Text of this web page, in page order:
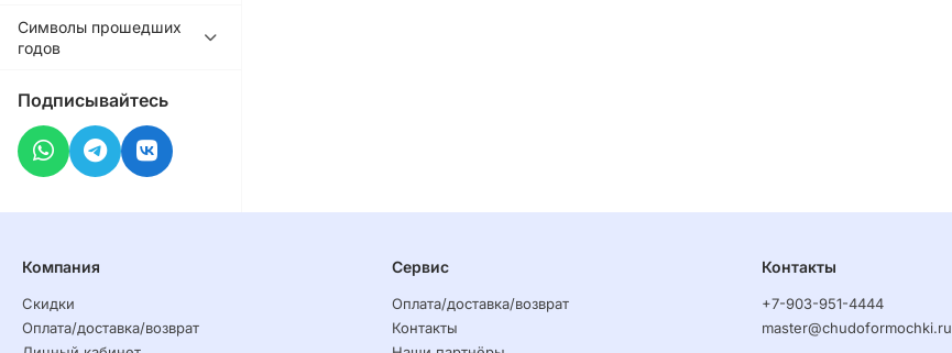
Символы прошедших
годов
Подписывайтесь
Компания
Скидки
Оплата/доставка/возврат
Сервис
Оплата/доставка/возврат
Контакты
Контакты
+7-903-951-4444
master@chudoformochki.ru